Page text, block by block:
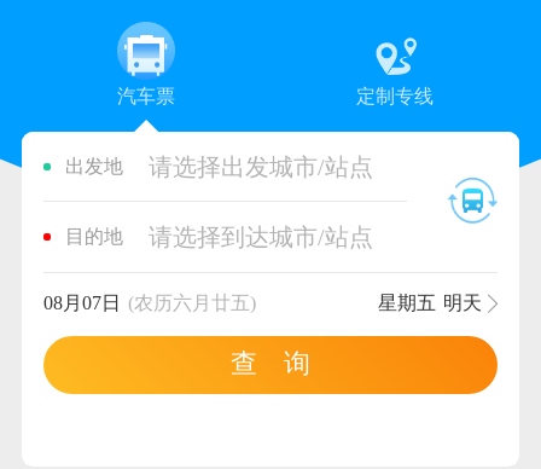
汽车票 定制专线
出发地 请选择出发城市/站点
目的地 请选择到达城市/站点
08月07日 (农历六月廿五) 星期五 明天
查 询